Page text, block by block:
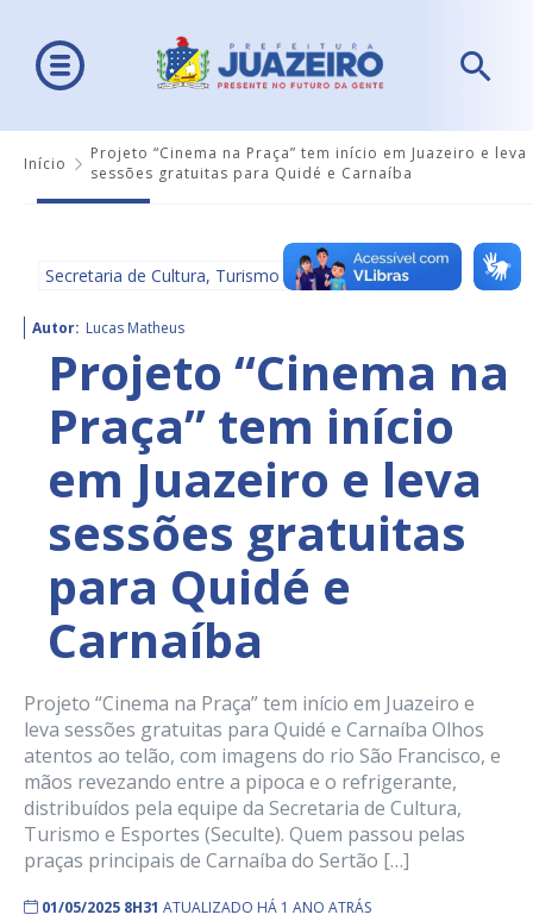
Início
Projeto “Cinema na Praça” tem início em Juazeiro e leva
sessões gratuitas para Quidé e Carnaíba
Secretaria de Cultura, Turismo e Esportes - SECULTE
Autor: Lucas Matheus
Projeto “Cinema na
Praça” tem início
em Juazeiro e leva
sessões gratuitas
para Quidé e
Carnaíba
Projeto “Cinema na Praça” tem início em Juazeiro e
leva sessões gratuitas para Quidé e Carnaíba Olhos
atentos ao telão, com imagens do rio São Francisco, e
mãos revezando entre a pipoca e o refrigerante,
distribuídos pela equipe da Secretaria de Cultura,
Turismo e Esportes (Seculte). Quem passou pelas
praças principais de Carnaíba do Sertão […]
01/05/2025 8H31 ATUALIZADO HÁ 1 ANO ATRÁS